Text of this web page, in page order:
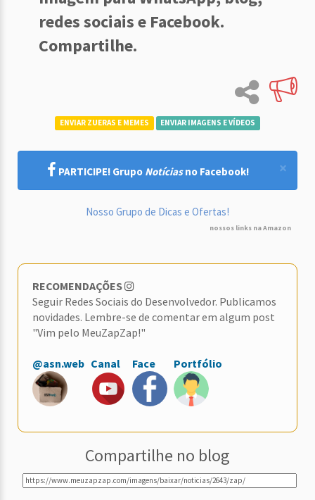
redes sociais e Facebook.
Compartilhe.
ENVIAR ZUERAS E MEMES ENVIAR IMAGENS E VÍDEOS
×
PARTICIPE! Grupo Notíciasno Facebook!
Nosso Grupo de Dicas e Ofertas!
nossos links na Amazon
RECOMENDAÇÕES
Seguir Redes Sociais do Desenvolvedor. Publicamos
novidades. Lembre-se de comentar em algum post
"Vim pelo MeuZapZap!"
@asn.web Canal Face Portfólio
Compartilhe no blog